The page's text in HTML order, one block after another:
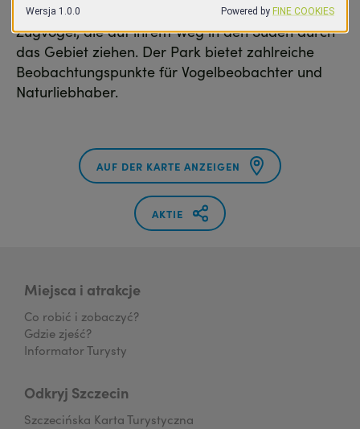
Das Odertal ist zudem ein wichtiger Rastplatz für
Zugvögel, die auf ihrem Weg in den Süden durch
das Gebiet ziehen. Der Park bietet zahlreiche
Beobachtungspunkte für Vogelbeobachter und
Naturliebhaber.
AUF DER KARTE ANZEIGEN
AKTIE
Miejsca i atrakcje
Co robić i zobaczyć?
Gdzie zjeść?
Informator Turysty
Odkryj Szczecin
Szczecińska Karta Turystyczna